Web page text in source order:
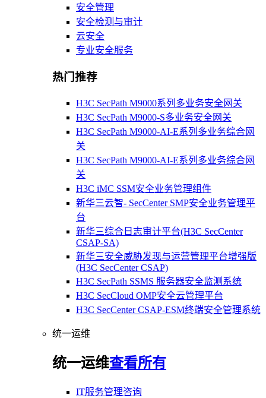
安全管理
安全检测与审计
云安全
专业安全服务
热门推荐
H3C SecPath M9000系列多业务安全网关
H3C SecPath M9000-S多业务安全网关
H3C SecPath M9000-AI-E系列多业务综合网
关
H3C SecPath M9000-AI-E系列多业务综合网
关
H3C iMC SSM安全业务管理组件
新华三云智- SecCenter SMP安全业务管理平
台
新华三综合日志审计平台(H3C SecCenter
CSAP-SA)
新华三安全威胁发现与运营管理平台增强版
(H3C SecCenter CSAP)
H3C SecPath SSMS 服务器安全监测系统
H3C SecCloud OMP安全云管理平台
H3C SecCenter CSAP-ESM终端安全管理系统
统一运维
统一运维查看所有
IT服务管理咨询